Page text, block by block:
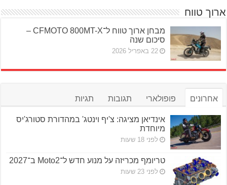
ארוך טווח
מבחן ארוך טווח ל־CFMOTO 800MT-X –
סיכום שנה
22 באפריל 2026
אחרונים פופולארי תגובות תגיות
אינדיאן מציגה: צ'יף וינטג' במהדורת סטורג'יס
מיוחדת
לפני 18 שעות
טריומף מכריזה על מנוע חדש ל־Moto2 ב־2027
לפני 23 שעות